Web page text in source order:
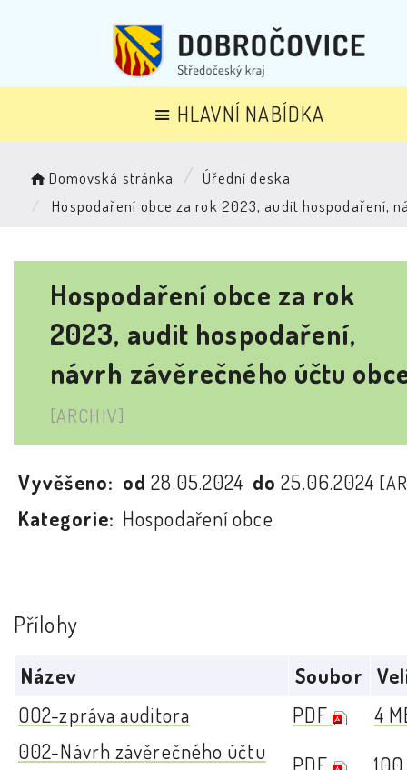
HLAVNÍ NABÍDKA
Domovská stránka
Úřední deska
Hospodaření obce za rok 2023, audit hospodaření,
Hospodaření obce za rok
2023, audit hospodaření,
návrh závěrečného účtu
[ARCHIV]
Vyvěšeno: od28.05.2024 do25.06.2024
Kategorie: Hospodaření obce
Přílohy
Název Soubor
002-zpráva auditora
PDF
4
002-Návrh závěrečného účtu
PDF